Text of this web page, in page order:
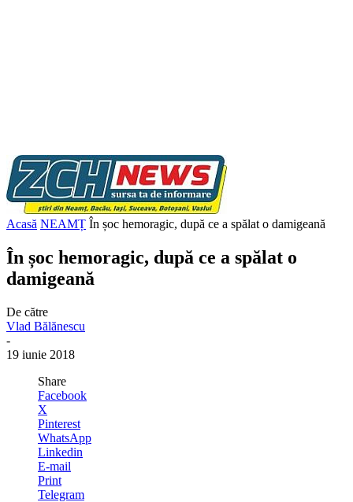
Acasă NEAMȚ În șoc hemoragic, după ce a spălat o damigeană
În șoc hemoragic, după ce a spălat o
damigeană
De către
Vlad Bălănescu
-
19 iunie 2018
Share
Facebook
X
Pinterest
WhatsApp
Linkedin
E-mail
Print
Telegram